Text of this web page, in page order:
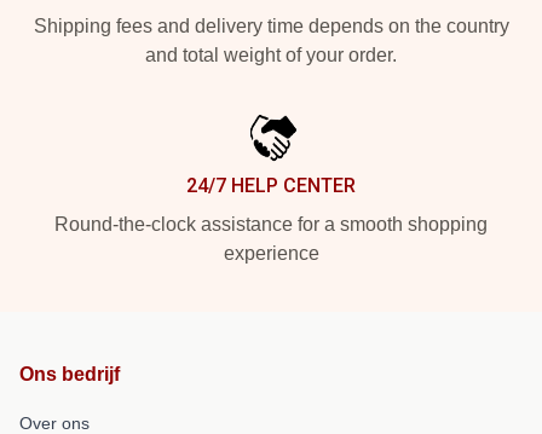
Shipping fees and delivery time depends on the country
and total weight of your order.
24/7 HELP CENTER
Round-the-clock assistance for a smooth shopping
experience
Ons bedrijf
Over ons